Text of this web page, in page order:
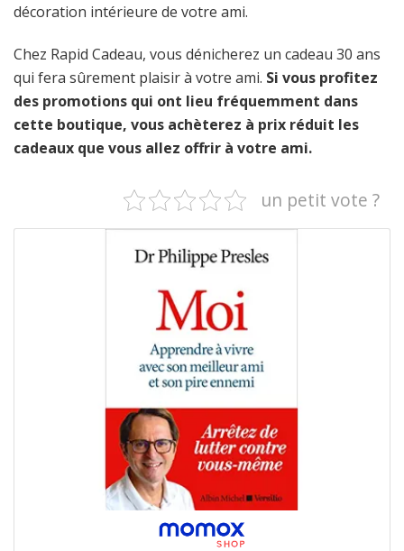
décoration intérieure de votre ami.
Chez Rapid Cadeau, vous dénicherez un cadeau 30 ans
qui fera sûrement plaisir à votre ami. Si vous profitez
des promotions qui ont lieu fréquemment dans
cette boutique, vous achèterez à prix réduit les
cadeaux que vous allez offrir à votre ami.
un petit vote ?